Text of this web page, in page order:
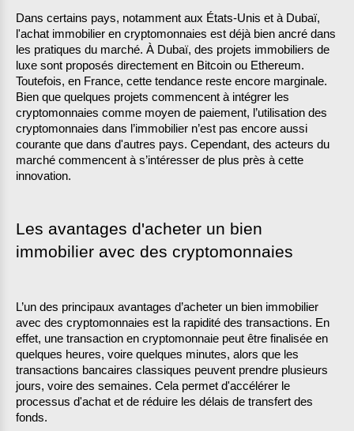
Dans certains pays, notamment aux États-Unis et à Dubaï,
l'achat immobilier en cryptomonnaies est déjà bien ancré dans
les pratiques du marché. À Dubaï, des projets immobiliers de
luxe sont proposés directement en Bitcoin ou Ethereum.
Toutefois, en France, cette tendance reste encore marginale.
Bien que quelques projets commencent à intégrer les
cryptomonnaies comme moyen de paiement, l’utilisation des
cryptomonnaies dans l’immobilier n’est pas encore aussi
courante que dans d'autres pays. Cependant, des acteurs du
marché commencent à s’intéresser de plus près à cette
innovation.
Les avantages d'acheter un bien
immobilier avec des cryptomonnaies
L’un des principaux avantages d’acheter un bien immobilier
avec des cryptomonnaies est la rapidité des transactions. En
effet, une transaction en cryptomonnaie peut être finalisée en
quelques heures, voire quelques minutes, alors que les
transactions bancaires classiques peuvent prendre plusieurs
jours, voire des semaines. Cela permet d'accélérer le
processus d'achat et de réduire les délais de transfert des
fonds.